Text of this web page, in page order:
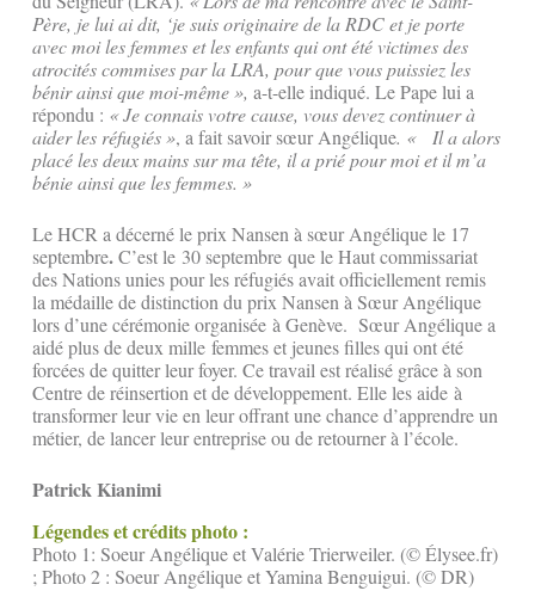
Père, je lui ai dit, ‘je suis originaire de la RDC et je porte
avec moi les femmes et les enfants qui ont été victimes des
atrocités commises par la LRA, pour que vous puissiez les
bénir ainsi que moi-même », a-t-elle indiqué. Le Pape lui a
répondu : « Je connais votre cause, vous devez continuer à
aider les réfugiés », a fait savoir sœur Angélique. « Il a alors
placé les deux mains sur ma tête, il a prié pour moi et il m’a
bénie ainsi que les femmes. »
Le HCR a décerné le prix Nansen à sœur Angélique le 17
septembre.C’est le 30 septembre que le Haut commissariat
des Nations unies pour les réfugiés avait officiellement remis
la médaille de distinction du prix Nansen à Sœur Angélique
lors d’une cérémonie organisée à Genève. Sœur Angélique a
aidé plus de deux mille femmes et jeunes filles qui ont été
forcées de quitter leur foyer. Ce travail est réalisé grâce à son
Centre de réinsertion et de développement. Elle les aide à
transformer leur vie en leur offrant une chance d’apprendre un
métier, de lancer leur entreprise ou de retourner à l’école.
Patrick Kianimi
Légendes et crédits photo :
Photo 1: Soeur Angélique et Valérie Trierweiler. (© Élysee.fr)
; Photo 2 : Soeur Angélique et Yamina Benguigui. (© DR)